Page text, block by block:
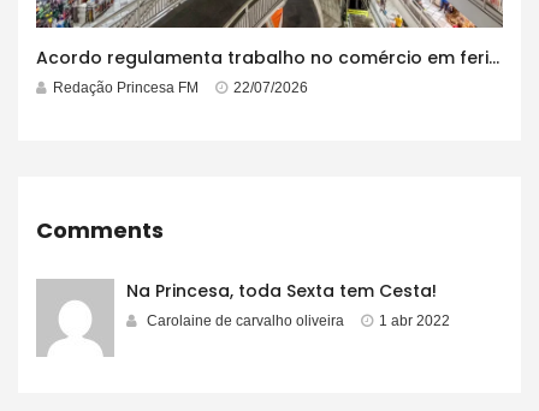
Acordo regulamenta trabalho no comércio em feriados
Redação Princesa FM 22/07/2026
Comments
Na Princesa, toda Sexta tem Cesta!
Carolaine de carvalho oliveira 1 abr 2022